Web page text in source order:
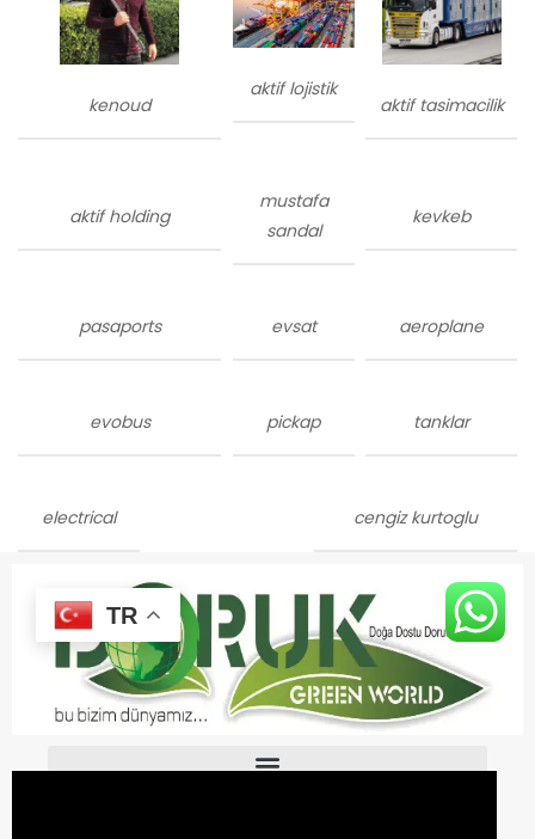
kenoud
aktif lojistik
aktif tasimacilik
aktif holding
mustafa
sandal
kevkeb
pasaports evsat aeroplane
evobus pickap tanklar
electrical cengiz kurtoglu